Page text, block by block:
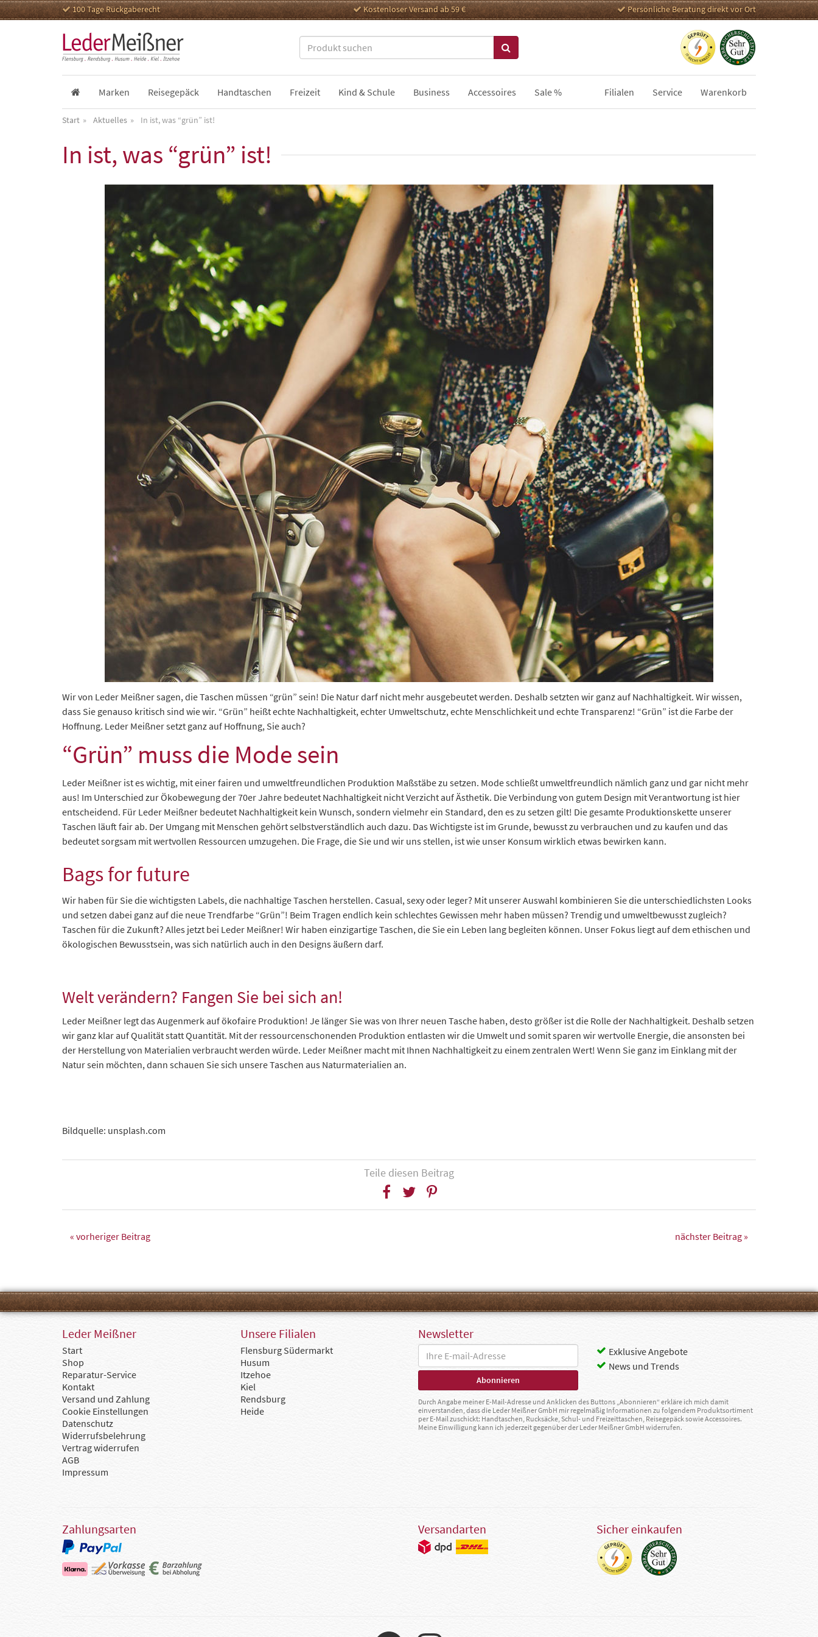
100 Tage Rückgaberecht Kostenloser Versand ab 59 € Persönliche Beratung direkt vor Ort
Marken Reisegepäck Handtaschen Freizeit Kind & Schule Business Accessoires Sale % Filialen Service Warenkorb
Start Aktuelles In ist, was “grün” ist!
In ist, was “grün” ist!
Wir von Leder Meißner sagen, die Taschen müssen “grün” sein! Die Natur darf nicht mehr ausgebeutet werden. Deshalb setzten wir ganz auf Nachhaltigkeit. Wir wissen,
dass Sie genauso kritisch sind wie wir. “Grün” heißt echte Nachhaltigkeit, echter Umweltschutz, echte Menschlichkeit und echte Transparenz! “Grün” ist die Farbe der
Hoffnung. Leder Meißner setzt ganz auf Hoffnung, Sie auch?
“Grün” muss die Mode sein
Leder Meißner ist es wichtig, mit einer fairen und umweltfreundlichen Produktion Maßstäbe zu setzen. Mode schließt umweltfreundlich nämlich ganz und gar nicht mehr
aus! Im Unterschied zur Ökobewegung der 70er Jahre bedeutet Nachhaltigkeit nicht Verzicht auf Ästhetik. Die Verbindung von gutem Design mit Verantwortung ist hier
entscheidend. Für Leder Meißner bedeutet Nachhaltigkeit kein Wunsch, sondern vielmehr ein Standard, den es zu setzen gilt! Die gesamte Produktionskette unserer
Taschen läuft fair ab. Der Umgang mit Menschen gehört selbstverständlich auch dazu. Das Wichtigste ist im Grunde, bewusst zu verbrauchen und zu kaufen und das
bedeutet sorgsam mit wertvollen Ressourcen umzugehen. Die Frage, die Sie und wir uns stellen, ist wie unser Konsum wirklich etwas bewirken kann.
Bags for future
Wir haben für Sie die wichtigsten Labels, die nachhaltige Taschen herstellen. Casual, sexy oder leger? Mit unserer Auswahl kombinieren Sie die unterschiedlichsten Looks
und setzen dabei ganz auf die neue Trendfarbe “Grün”! Beim Tragen endlich kein schlechtes Gewissen mehr haben müssen? Trendig und umweltbewusst zugleich?
Taschen für die Zukunft? Alles jetzt bei Leder Meißner! Wir haben einzigartige Taschen, die Sie ein Leben lang begleiten können. Unser Fokus liegt auf dem ethischen und
ökologischen Bewusstsein, was sich natürlich auch in den Designs äußern darf.
Welt verändern? Fangen Sie bei sich an!
Leder Meißner legt das Augenmerk auf ökofaire Produktion! Je länger Sie was von Ihrer neuen Tasche haben, desto größer ist die Rolle der Nachhaltigkeit. Deshalb setzen
wir ganz klar auf Qualität statt Quantität. Mit der ressourcenschonenden Produktion entlasten wir die Umwelt und somit sparen wir wertvolle Energie, die ansonsten bei
der Herstellung von Materialien verbraucht werden würde. Leder Meißner macht mit Ihnen Nachhaltigkeit zu einem zentralen Wert! Wenn Sie ganz im Einklang mit der
Natur sein möchten, dann schauen Sie sich unsere Taschen aus Naturmaterialien an.
Bildquelle: unsplash.com
Teile diesen Beitrag
« vorheriger Beitrag nächster Beitrag »
Leder Meißner
Start
Shop
Reparatur-Service
Kontakt
Versand und Zahlung
Cookie Einstellungen
Datenschutz
Widerrufsbelehrung
Vertrag widerrufen
AGB
Impressum
Unsere Filialen
Flensburg Südermarkt
Husum
Itzehoe
Kiel
Rendsburg
Heide
Newsletter
Exklusive Angebote
News und Trends
Durch Angabe meiner E-Mail-Adresse und Anklicken des Buttons „Abonnieren“ erkläre ich mich damit
einverstanden, dass die Leder Meißner GmbH mir regelmäßig Informationen zu folgendem Produktsortiment
per E-Mail zuschickt: Handtaschen, Rucksäcke, Schul- und Freizeittaschen, Reisegepäck sowie Accessoires.
Meine Einwilligung kann ich jederzeit gegenüber der Leder Meißner GmbH widerrufen.
Zahlungsarten Versandarten Sicher einkaufen